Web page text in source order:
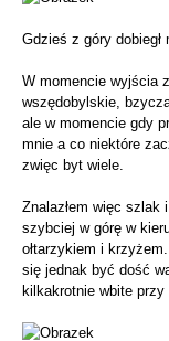
Gdzieś z góry dobiegł
W momencie wyjścia
wszędobylskie,
ale w momencie gdy
mnie a co niektóre
zwięc byt wiele.
Znalazłem więc szlak
szybciej w górę w
ołtarzykiem i
się jednak być dość
kilkakrotnie wbite przy